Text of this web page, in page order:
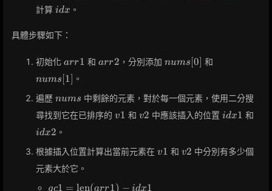
計算 idx
idx 。
具體步驟如下：
初始化 arr1
arr1 和 arr2
arr2 ，分別添加 nums[0]
nums [0] 和
nums [1] 。
遍歷 nums
nums 中剩餘的元素，對於每一個元素，使用二分搜
尋找到它在已排序的 v1
v1 和 v2
v2 中應該插入的位置idx1
idx1 和
idx2 。
根據插入位置計算出當前元素在 v1
v1 和 v2
v2 中分別有多少個
元素大於它。
gc1 =
gc1 = len(arr1) − idx1